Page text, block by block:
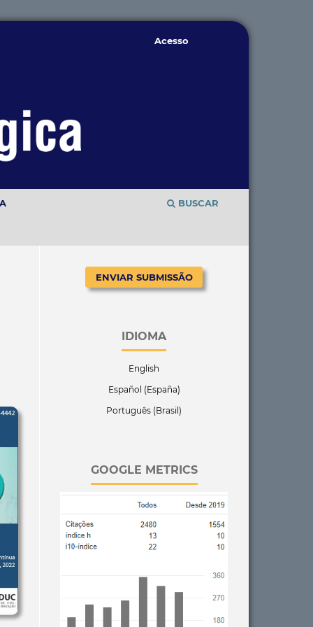
BUSCAR
Acesso
ENVIAR SUBMISSÃO
IDIOMA
English
Español (España)
Português (Brasil)
GOOGLE METRICS